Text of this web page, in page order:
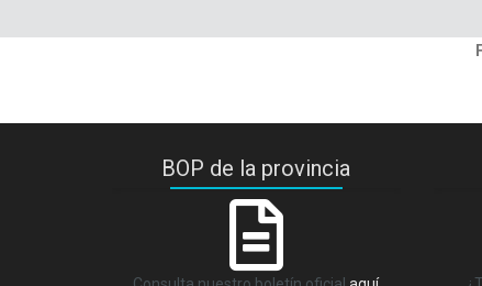
BOP de la provincia